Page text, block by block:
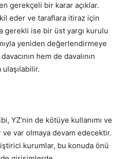
gerekçeli bir karar açıklar.
eder ve taraflara itiraz için
gerekli ise bir üst yargı kurulu
yeniden değerlendirmeye
hem de davalının
ulaşılabilir.
YZ’nin de kötüye kullanımı ve
var olmaya devam edecektir.
kurumlar, bu konuda önü